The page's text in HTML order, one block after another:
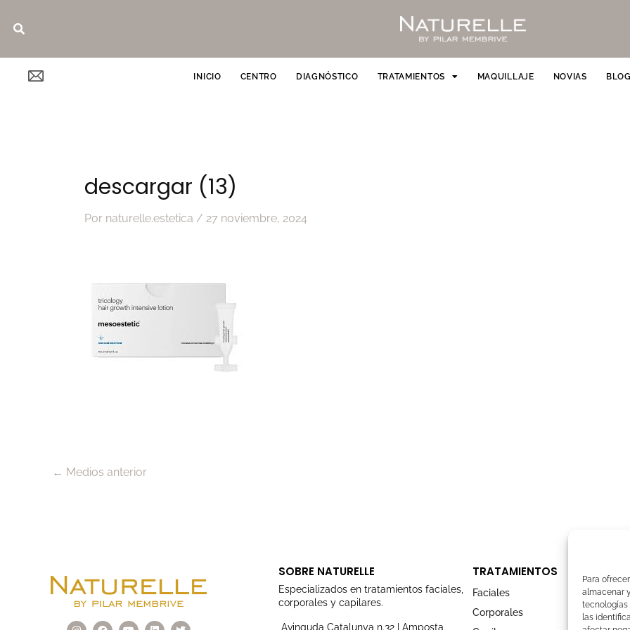
Para
almacenar
tecnologías
las
Buscar
INICIO CENTRO DIAGNÓSTICO TRATAMIENTOS MAQUILLAJE NOVIAS BLOG
descargar (13)
Por naturelle.estetica / 27 noviembre, 2024
← Medios anterior
I
F
Y
L
T
SOBRE NATURELLE
Especializados en tratamientos faciales,
corporales y capilares.
Avinguda Catalunya n.32 | Amposta,
TRATAMIENTOS
Faciales
Corporales